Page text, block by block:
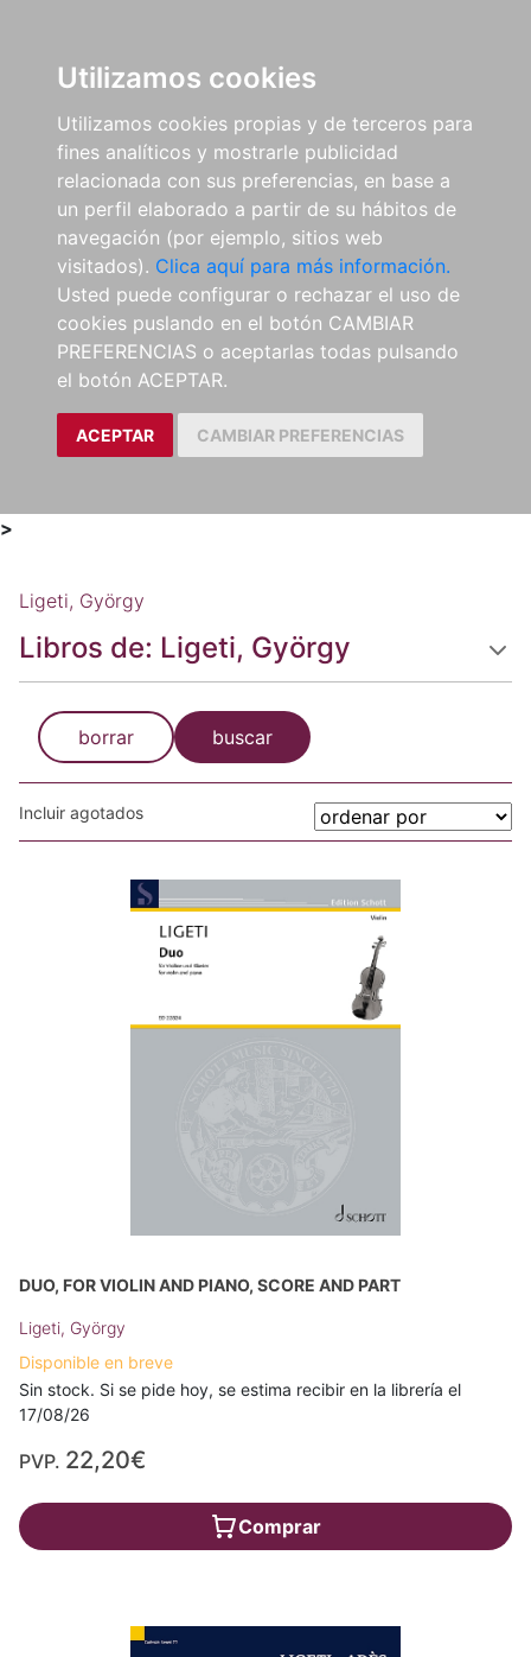
Utilizamos cookies
Utilizamos cookies propias y de terceros para
fines analíticos y mostrarle publicidad
relacionada con sus preferencias, en base a
un perfil elaborado a partir de su hábitos de
navegación (por ejemplo, sitios web
visitados). Clica aquí para más información.
Usted puede configurar o rechazar el uso de
cookies puslando en el botón CAMBIAR
PREFERENCIAS o aceptarlas todas pulsando
el botón ACEPTAR.
ACEPTAR CAMBIAR PREFERENCIAS
>
Ligeti, György
Libros de: Ligeti, György
borrar buscar
Incluir agotados
DUO, FOR VIOLIN AND PIANO, SCORE AND PART
Ligeti, György
Disponible en breve
Sin stock. Si se pide hoy, se estima recibir en la librería el
17/08/26
PVP. 22,20€
Comprar